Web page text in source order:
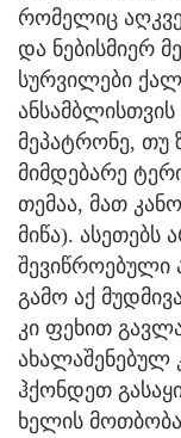
რომელიც
და ნებისმიერ
სურვილები
მეპატრონე, თუ
მიმდებარე
თემაა, მათ
მიწა).
შევიწროებული
გამო აქ
კი ფეხით
ახალაშენებულ
ჰქონდეთ
ხელის